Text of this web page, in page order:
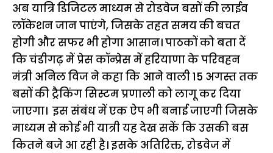
अब यात्रि डिजिटल माध्यम से रोडवेज बसों की लाईव
लॉकेशन जान पाएंगे, जिसके तहत समय की बचत
होगी और सफर भी होगा आसान। पाठकों को बता दें
कि चंडीगढ़ में प्रेस कॉन्प्रेस में हरियाणा के परिवहन
मंत्री अनिल विज ने कहा कि आने वाली 15 अगस्त तक
बसों की ट्रैकिंग सिस्टम प्रणाली को लागू कर दिया
जाएगा। इस संबंध में एक ऐप भी बनाई जाएगी जिसके
माध्यम से कोई भी यात्री यह देख सकें कि उसकी बस
कितने बजे आ रही है। इसके अतिरिक्त, रोडवेज में